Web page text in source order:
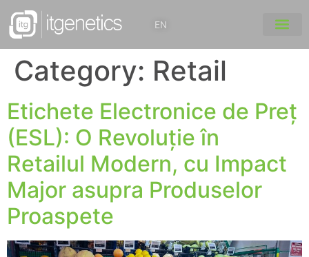
EN
Category: Retail
Etichete Electronice de Preț
(ESL): O Revoluție în
Retailul Modern, cu Impact
Major asupra Produselor
Proaspete